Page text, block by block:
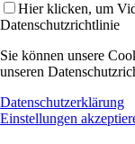
Hier klicken, um
Datenschutzrichtlinie
Sie können unsere
unseren
Datenschutzerklärung
Einstellungen